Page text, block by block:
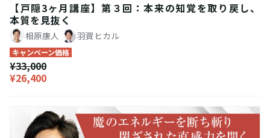
【戸隠3ヶ月講座】第３回：本来の知覚を取り戻し、
本質を見抜く
相原康人 羽賀ヒカル
キャンペーン価格
¥33,000
¥26,400